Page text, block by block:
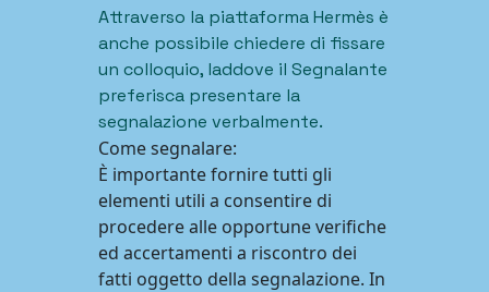
Attraverso la piattaforma Hermès è
anche possibile chiedere di fissare
un colloquio, laddove il Segnalante
preferisca presentare la
segnalazione verbalmente.
Come segnalare:
È importante fornire tutti gli
elementi utili a consentire di
procedere alle opportune verifiche
ed accertamenti a riscontro dei
fatti oggetto della segnalazione. In